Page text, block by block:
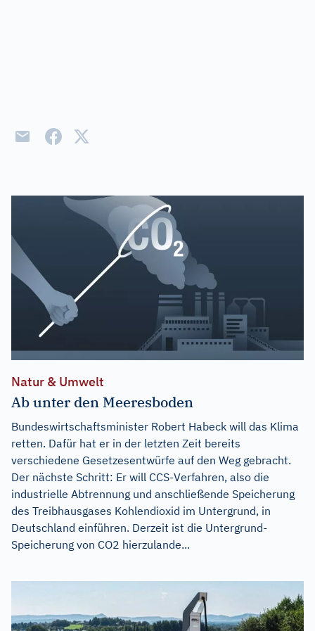
Natur & Umwelt
Ab unter den Meeresboden
Bundeswirtschaftsminister Robert Habeck will das Klima
retten. Dafür hat er in der letzten Zeit bereits
verschiedene Gesetzesentwürfe auf den Weg gebracht.
Der nächste Schritt: Er will CCS-Verfahren, also die
industrielle Abtrennung und anschließende Speicherung
des Treibhausgases Kohlendioxid im Untergrund, in
Deutschland einführen. Derzeit ist die Untergrund-
Speicherung von CO2 hierzulande...